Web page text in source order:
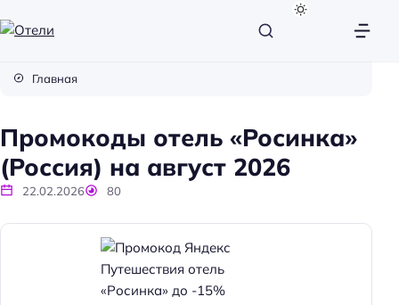
и
Главная
Промокоды отель «Росинка»
(Россия) на август 2026
22.02.2026 80